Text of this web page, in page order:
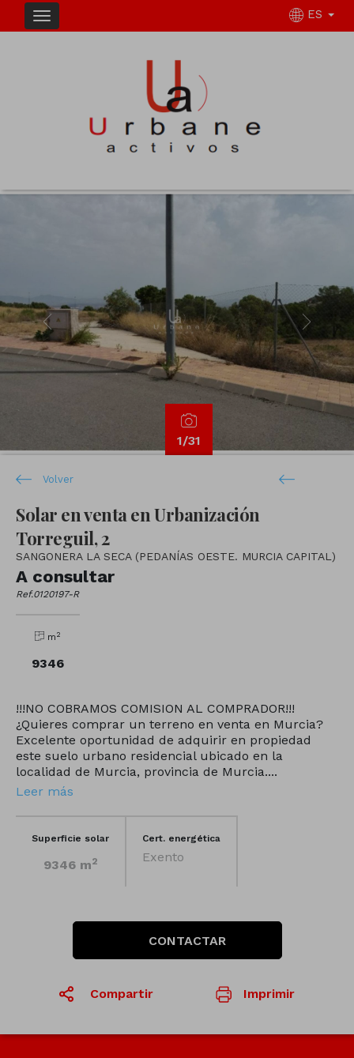
ES
1/31
Previous Next
Volver
Solar en venta en Urbanización
Torreguil, 2
SANGONERA LA SECA (PEDANÍAS OESTE. MURCIA CAPITAL)
A consultar
Ref.0120197-R
m 2
9346
!!!NO COBRAMOS COMISION AL COMPRADOR!!!
¿Quieres comprar un terreno en venta en Murcia?
Excelente oportunidad de adquirir en propiedad
este suelo urbano residencial ubicado en la
localidad de Murcia, provincia de Murcia....
Leer más
Superficie solar
9346 m2
Cert. energética
Exento
CONTACTAR
Compartir Imprimir